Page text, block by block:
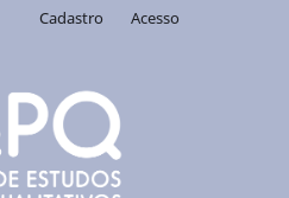
Cadastro Acesso